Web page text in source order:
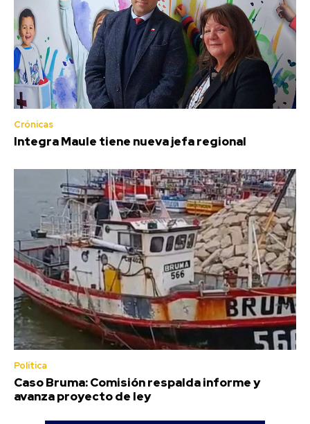
Crónicas
Integra Maule tiene nueva jefa regional
Política
Caso Bruma: Comisión respalda informe y
avanza proyecto de ley